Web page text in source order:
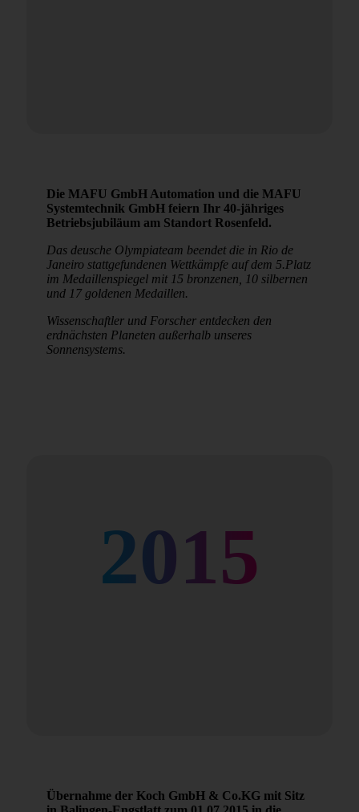
Die MAFU GmbH Automation und die MAFU
Systemtechnik GmbH feiern Ihr 40-jähriges
Betriebsjubiläum am Standort Rosenfeld.
Das deusche Olympiateam beendet die in Rio de
Janeiro stattgefundenen Wettkämpfe auf dem 5.Platz
im Medaillenspiegel mit 15 bronzenen, 10 silbernen
und 17 goldenen Medaillen.
Wissenschaftler und Forscher entdecken den
erdnächsten Planeten außerhalb unseres
Sonnensystems.
2015
Übernahme der Koch GmbH & Co.KG mit Sitz